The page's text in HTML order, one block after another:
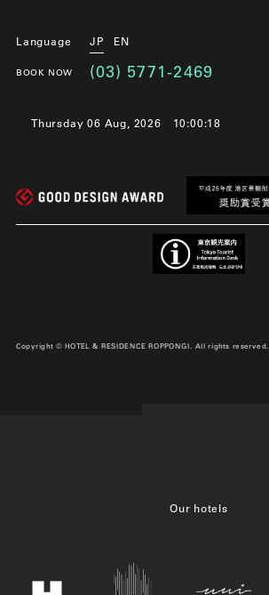
Language JP EN
BOOK NOW (03) 5771-2469
Thursday 06 Aug, 2026 10:00:19
Copyright © HOTEL & RESIDENCE ROPPONGI. All rights reserved.
Our hotels